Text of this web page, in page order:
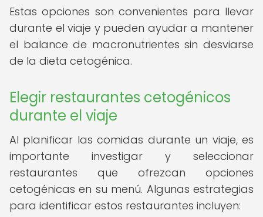
Estas opciones son convenientes para llevar
durante el viaje y pueden ayudar a mantener
el balance de macronutrientes sin desviarse
de la dieta cetogénica.
Elegir restaurantes cetogénicos
durante el viaje
Al planificar las comidas durante un viaje, es
importante investigar y seleccionar
restaurantes que ofrezcan opciones
cetogénicas en su menú. Algunas estrategias
para identificar estos restaurantes incluyen: